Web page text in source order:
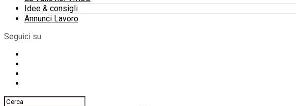
Idee & consigli
Annunci Lavoro
Seguici su